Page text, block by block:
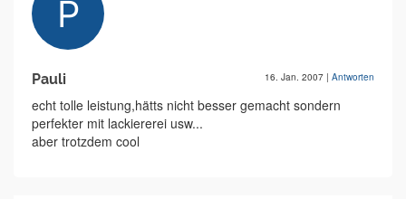
Pauli 16. Jan. 2007 | Antworten
echt tolle leistung,hätts nicht besser gemacht sondern
perfekter mit lackiererei usw...
aber trotzdem cool